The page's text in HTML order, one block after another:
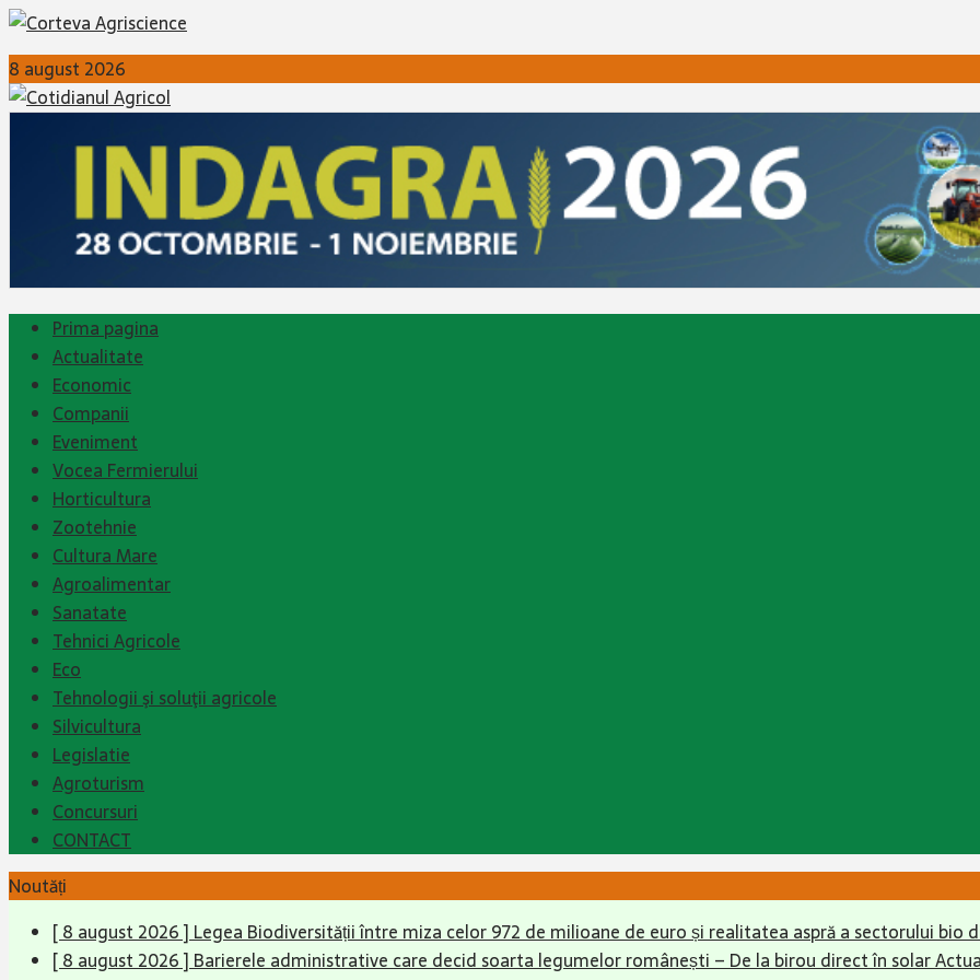
8 august 2026
Prima pagina
Actualitate
Economic
Companii
Eveniment
Vocea Fermierului
Horticultura
Zootehnie
Cultura Mare
Agroalimentar
Sanatate
Tehnici Agricole
Eco
Tehnologii şi soluţii agricole
Silvicultura
Legislatie
Agroturism
Concursuri
CONTACT
Noutăți
[ 8 august 2026 ]Legea Biodiversității între miza celor 972 de milioane de euro și realitatea aspră a sectorului bio
[ 8 august 2026 ]Barierele administrative care decid soarta legumelor românești – De la birou direct în solar